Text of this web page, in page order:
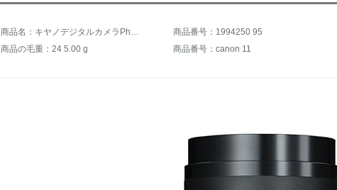
商品名：キヤノデジタルカメラPhersho SX 70 HS携帯大ズームカード 商品番号：1994250 95
商品の毛重：24 5.00 g
商品番号：canon 11